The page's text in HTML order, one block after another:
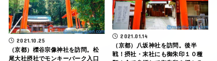
2021.10.25
（京都）櫟谷宗像神社を訪問。松
尾大社摂社でモンキーパーク入口
2021.01.14
（京都）八坂神社を訪問。後半
戦！摂社・末社にも御朱印１０種